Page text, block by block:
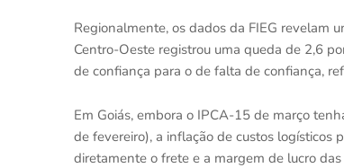
Regionalmente, os dados da FIEG revelam
Centro-Oeste registrou uma queda de 2,6
de confiança para o de falta de confiança,
Em Goiás, embora o IPCA-15 de março
de fevereiro), a inflação de custos logísticos
diretamente o frete e a margem de lucro